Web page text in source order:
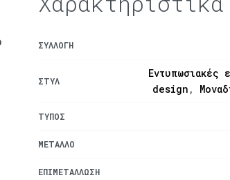
ΣΥΛΛΟΓΉ
ΣΤΥΛ
Εντυπωσιακές
design ,
ΤΎΠΟΣ
ΜΈΤΑΛΛΟ
ΕΠΙΜΕΤΆΛΛΩΣΗ